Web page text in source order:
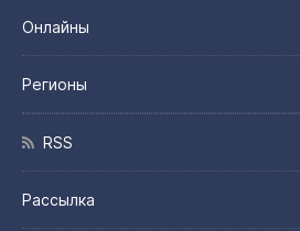
Онлайны
Регионы
RSS
Рассылка